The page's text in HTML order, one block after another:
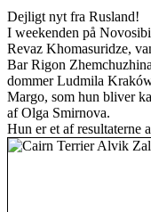
Dejligt nyt fra Rusland!
I weekenden på
Revaz Khomasuridze,
Bar Rigon
dommer Ludmila
Margo, som hun bliver
af Olga Smirnova.
Hun er et af resultaterne